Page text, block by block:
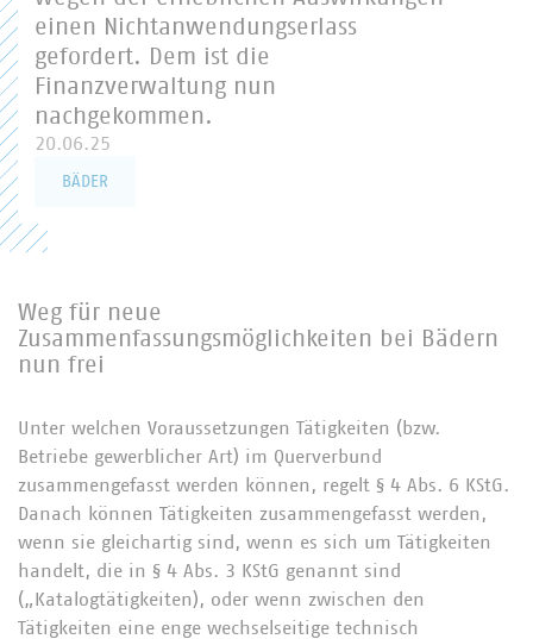
einen Nichtanwendungserlass
gefordert. Dem ist die
Finanzverwaltung nun
nachgekommen.
20.06.25
BÄDER
Weg für neue
Zusammenfassungsmöglichkeiten bei Bädern
nun frei
Unter welchen Voraussetzungen Tätigkeiten (bzw.
Betriebe gewerblicher Art) im Querverbund
zusammengefasst werden können, regelt § 4 Abs. 6 KStG.
Danach können Tätigkeiten zusammengefasst werden,
wenn sie gleichartig sind, wenn es sich um Tätigkeiten
handelt, die in § 4 Abs. 3 KStG genannt sind
(„Katalogtätigkeiten), oder wenn zwischen den
Tätigkeiten eine enge wechselseitige technisch